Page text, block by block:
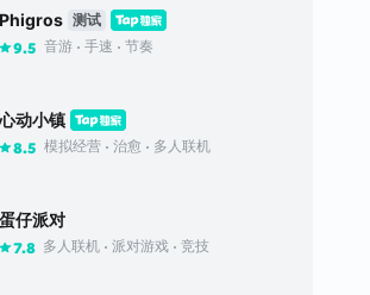
Phigros 测试
9.5 音游 手速 节奏
心动小镇
8.5 模拟经营 治愈 多人联机
蛋仔派对
7.8 多人联机 派对游戏 竞技